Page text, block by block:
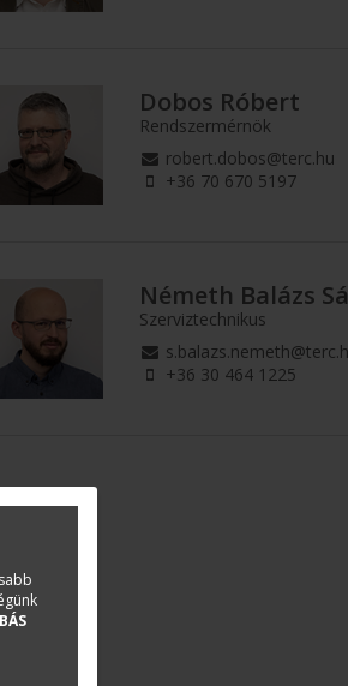
Dobos Róbert
Rendszermérnök
robert.dobos@terc.hu
+36 70 670 5197
Németh Balázs
Szerviztechnikus
+36 30 464 1225